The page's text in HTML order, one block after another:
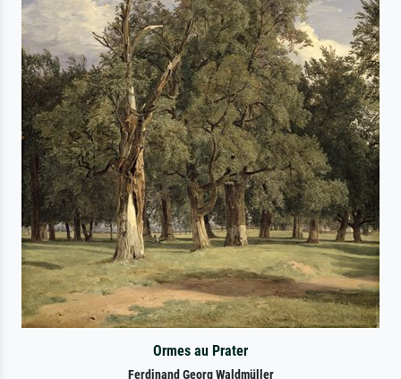
Ormes au Prater
Ferdinand Georg Waldmüller